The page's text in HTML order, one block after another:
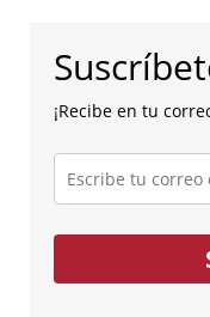
¡Recibe en tu
Escribe
tu
correo
electrónico...